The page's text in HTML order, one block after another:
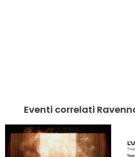
Eventi correlati